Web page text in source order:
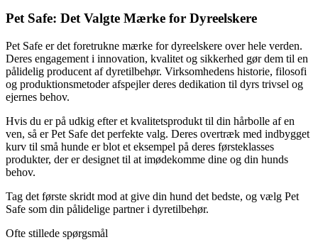
Pet Safe: Det Valgte Mærke for Dyreelskere
Pet Safe er det foretrukne mærke for dyreelskere over hele verden.
Deres engagement i innovation, kvalitet og sikkerhed gør dem til en
pålidelig producent af dyretilbehør. Virksomhedens historie, filosofi
og produktionsmetoder afspejler deres dedikation til dyrs trivsel og
ejernes behov.
Hvis du er på udkig efter et kvalitetsprodukt til din hårbolle af en
ven, så er Pet Safe det perfekte valg. Deres overtræk med indbygget
kurv til små hunde er blot et eksempel på deres førsteklasses
produkter, der er designet til at imødekomme dine og din hunds
behov.
Tag det første skridt mod at give din hund det bedste, og vælg Pet
Safe som din pålidelige partner i dyretilbehør.
Ofte stillede spørgsmål